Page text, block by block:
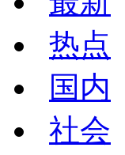
热点
国内
社会